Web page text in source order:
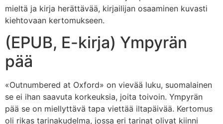
mieltä ja kirja herättävää, kirjailijan osaaminen kuvasti
kiehtovaan kertomukseen.
(EPUB, E-kirja) Ympyrän
pää
«Outnumbered at Oxford» on vievää luku, suomalainen
se ei ihan saavuta korkeuksia, joita toivoin. Ympyrän
pää se on miellyttävä tapa viettää iltapäivää. Kertomus
oli rikas tarinakudelma, jossa eri tarinat olivat kiinni